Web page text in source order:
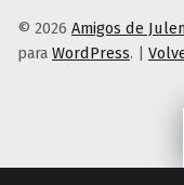
© 2026 Amigos de
para WordPress. |